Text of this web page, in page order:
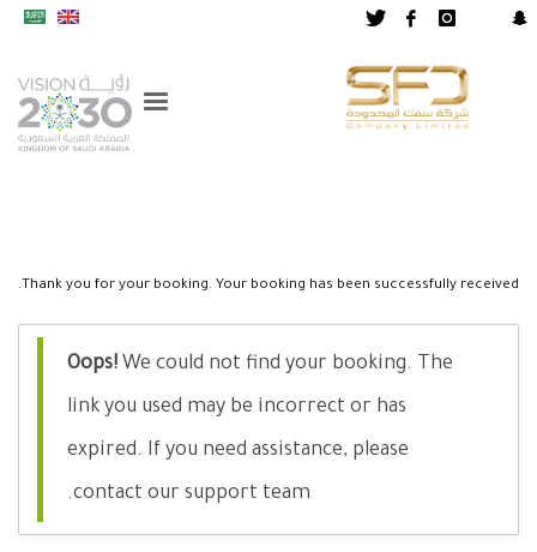
Thank you for your booking. Your booking has been successfully received.
Oops! We could not find your booking. The
link you used may be incorrect or has
expired. If you need assistance, please
contact our support team.